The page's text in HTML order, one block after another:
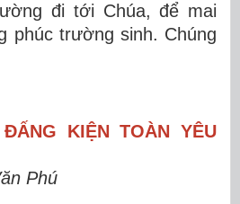
đi tới Chúa, để mai
phúc trường sinh. Chúng
KIỆN TOÀN YÊU
Phú